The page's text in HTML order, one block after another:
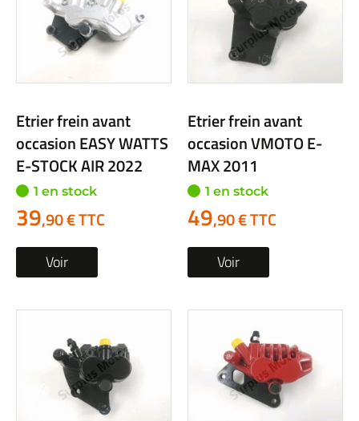
Etrier frein avant
occasion EASY WATTS
E-STOCK AIR 2022
1 en stock
39,90 € TTC
Voir
Etrier frein avant
occasion VMOTO E-
MAX 2011
1 en stock
49,90 € TTC
Voir